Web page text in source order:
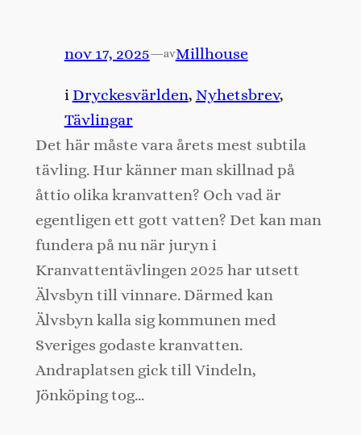
nov 17, 2025—avMillhouse
i Dryckesvärlden, Nyhetsbrev
Tävlingar
Det här måste vara årets mest subtila
tävling. Hur känner man skillnad på
åttio olika kranvatten? Och vad är
egentligen ett gott vatten? Det kan man
fundera på nu när juryn i
Kranvattentävlingen 2025 har utsett
Älvsbyn till vinnare. Därmed kan
Älvsbyn kalla sig kommunen med
Sveriges godaste kranvatten.
Andraplatsen gick till Vindeln,
Jönköping tog…